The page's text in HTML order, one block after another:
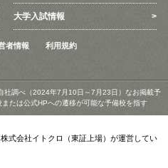
大学入試情報
者情報 利用規約
調べ（2024年7月10日～7月23日）なお掲載予
たは公式HPへの遷移が可能な予備校を指す
式会社イトクロ（東証上場）が運営してい